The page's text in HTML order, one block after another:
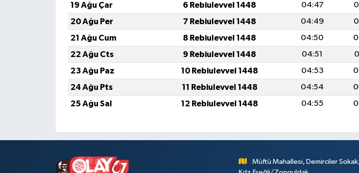
19 Ağu Çar
6 Rebiulevvel 1448 04:47
20 Ağu Per
7 Rebiulevvel 1448 04:49
21 Ağu Cum
8 Rebiulevvel 1448 04:50
22 Ağu Cts
9 Rebiulevvel 1448 04:51
23 Ağu Paz
10 Rebiulevvel 1448 04:53
24 Ağu Pts
11 Rebiulevvel 1448 04:54
25 Ağu Sal
12 Rebiulevvel 1448 04:55
Müftü Mahallesi, Demirciler